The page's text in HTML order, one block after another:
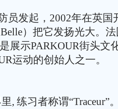
员发起，2002年在英国
）把它发扬光大。
展示PARKOUR街头文
运动的创始人之一。
练习者称谓“Traceur”